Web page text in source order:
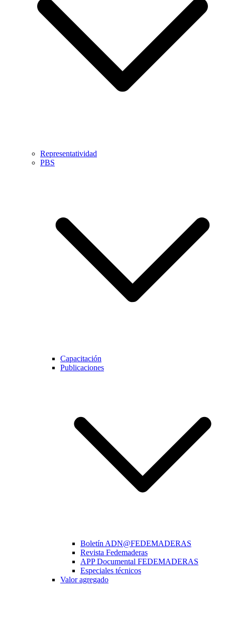
Representatividad
PBS
Capacitación
Publicaciones
Boletín ADN@FEDEMADERAS
Revista Fedemaderas
APP Documental FEDEMADERAS
Especiales técnicos
Valor agregado